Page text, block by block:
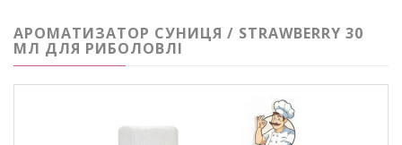
АРОМАТИЗАТОР СУНИЦЯ / STRAWBERRY 30
МЛ ДЛЯ РИБОЛОВЛІ